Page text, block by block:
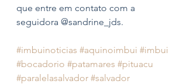
que entre em contato com a
seguidora @sandrine_jds.
#imbuinoticias #aquinoimbui #imbui
#bocadorio #patamares #pituacu
#paralelasalvador #salvador